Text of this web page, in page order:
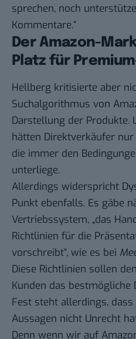
sprechen, noch
Kommentare.“
Der Amazon-
Platz für
Hellberg kritisierte aber
Suchalgorithmus von
Darstellung der Produkte.
hätten Direktverkäufer
die immer den
unterliege.
Allerdings widerspricht
Punkt ebenfalls. Es gäbe
Vertriebssystem, „das
Richtlinien für die
vorschreibt“, wie es bei
Diese Richtlinien sollen
Kunden das bestmögliche
Fest steht allerdings,
Aussagen nicht Unrecht
Denn wenn wir auf